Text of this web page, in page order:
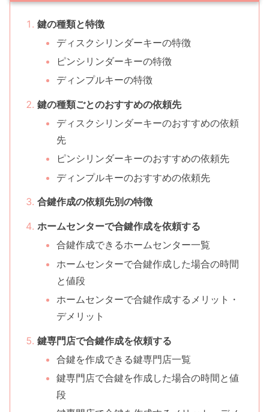
鍵の種類と特徴
ディスクシリンダーキーの特徴
ピンシリンダーキーの特徴
ディンプルキーの特徴
鍵の種類ごとのおすすめの依頼先
ディスクシリンダーキーのおすすめの依頼
先
ピンシリンダーキーのおすすめの依頼先
ディンプルキーのおすすめの依頼先
合鍵作成の依頼先別の特徴
ホームセンターで合鍵作成を依頼する
合鍵作成できるホームセンター一覧
ホームセンターで合鍵作成した場合の時間
と値段
ホームセンターで合鍵作成するメリット・
デメリット
鍵専門店で合鍵作成を依頼する
合鍵を作成できる鍵専門店一覧
鍵専門店で合鍵を作成した場合の時間と値
段